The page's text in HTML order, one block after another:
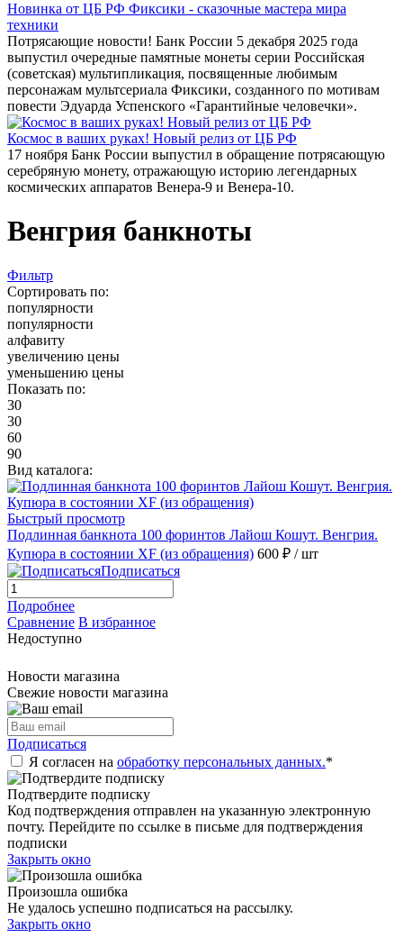
Новинка от ЦБ РФ Фиксики - сказочные мастера мира
техники
Потрясающие новости! Банк России 5 декабря 2025 года
выпустил очередные памятные монеты серии Российская
(советская) мультипликация, посвященные любимым
персонажам мультсериала Фиксики, созданного по мотивам
повести Эдуарда Успенского «Гарантийные человечки».
Космос в ваших руках! Новый релиз от ЦБ РФ
17 ноября Банк России выпустил в обращение потрясающую
серебряную монету, отражающую историю легендарных
космических аппаратов Венера-9 и Венера-10.
Венгрия банкноты
Фильтр
Сортировать по:
популярности
популярности
алфавиту
увеличению цены
уменьшению цены
Показать по:
30
30
60
90
Вид каталога:
Быстрый просмотр
Подлинная банкнота 100 форинтов Лайош Кошут. Венгрия.
Купюра в состоянии XF (из обращения) 600 ₽ / шт
Подписаться
Подробнее
Сравнение В избранное
Недоступно
Новости магазина
Свежие новости магазина
Подписаться
Я согласен на обработку персональных данных.*
Подтвердите подписку
Код подтверждения отправлен на указанную электронную
почту. Перейдите по ссылке в письме для подтверждения
подписки
Закрыть окно
Произошла ошибка
Не удалось успешно подписаться на рассылку.
Закрыть окно